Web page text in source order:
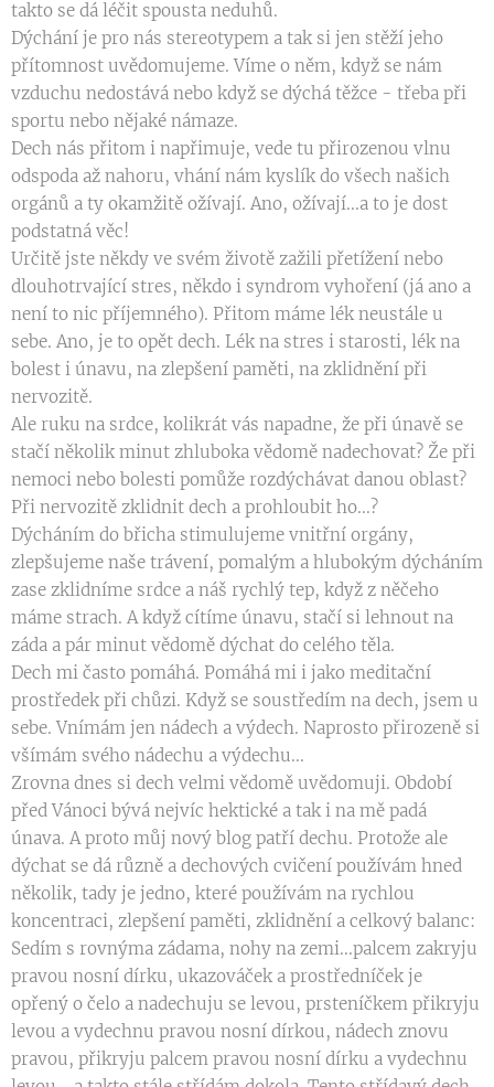
takto se dá léčit spousta neduhů.
Dýchání je pro nás stereotypem a tak si jen stěží jeho
přítomnost uvědomujeme. Víme o něm, když se nám
vzduchu nedostává nebo když se dýchá těžce - třeba při
sportu nebo nějaké námaze.
Dech nás přitom i napřimuje, vede tu přirozenou vlnu
odspoda až nahoru, vhání nám kyslík do všech našich
orgánů a ty okamžitě ožívají. Ano, ožívají...a to je dost
podstatná věc!
Určitě jste někdy ve svém životě zažili přetížení nebo
dlouhotrvající stres, někdo i syndrom vyhoření (já ano a
není to nic příjemného). Přitom máme lék neustále u
sebe. Ano, je to opět dech. Lék na stres i starosti, lék na
bolest i únavu, na zlepšení paměti, na zklidnění při
nervozitě.
Ale ruku na srdce, kolikrát vás napadne, že při únavě se
stačí několik minut zhluboka vědomě nadechovat? Že při
nemoci nebo bolesti pomůže rozdýchávat danou oblast?
Při nervozitě zklidnit dech a prohloubit ho...?
Dýcháním do břicha stimulujeme vnitřní orgány,
zlepšujeme naše trávení, pomalým a hlubokým dýcháním
zase zklidníme srdce a náš rychlý tep, když z něčeho
máme strach. A když cítíme únavu, stačí si lehnout na
záda a pár minut vědomě dýchat do celého těla.
Dech mi často pomáhá. Pomáhá mi i jako meditační
prostředek při chůzi. Když se soustředím na dech, jsem u
sebe. Vnímám jen nádech a výdech. Naprosto přirozeně si
všímám svého nádechu a výdechu...
Zrovna dnes si dech velmi vědomě uvědomuji. Období
před Vánoci bývá nejvíc hektické a tak i na mě padá
únava. A proto můj nový blog patří dechu. Protože ale
dýchat se dá různě a dechových cvičení používám hned
několik, tady je jedno, které používám na rychlou
koncentraci, zlepšení paměti, zklidnění a celkový balanc:
Sedím s rovnýma zádama, nohy na zemi...palcem zakryju
pravou nosní dírku, ukazováček a prostředníček je
opřený o čelo a nadechuju se levou, prsteníčkem přikryju
levou a vydechnu pravou nosní dírkou, nádech znovu
pravou, přikryju palcem pravou nosní dírku a vydechnu